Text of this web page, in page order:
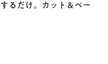
るだけ。カット＆ペー